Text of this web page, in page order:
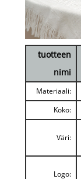
tuotteen
nimi
Materiaali:
Koko:
Väri:
Logo: